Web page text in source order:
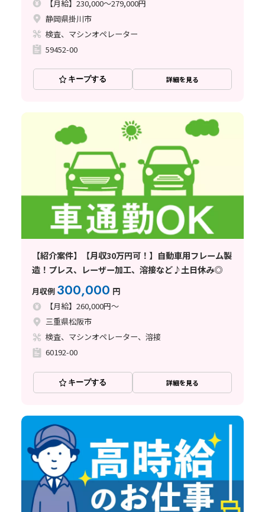
【月給】230,000～279,000円
静岡県掛川市
検査、マシンオペレーター
59452-00
キープする 詳細を見る
【紹介案件】【月収30万円可！】自動車用フレーム製
造！プレス、レーザー加工、溶接など♪土日休み◎
月収例 300,000 円
【月給】260,000円～
三重県松阪市
検査、マシンオペレーター、溶接
60192-00
キープする 詳細を見る